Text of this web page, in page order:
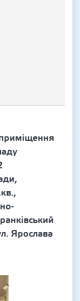
Ярослава